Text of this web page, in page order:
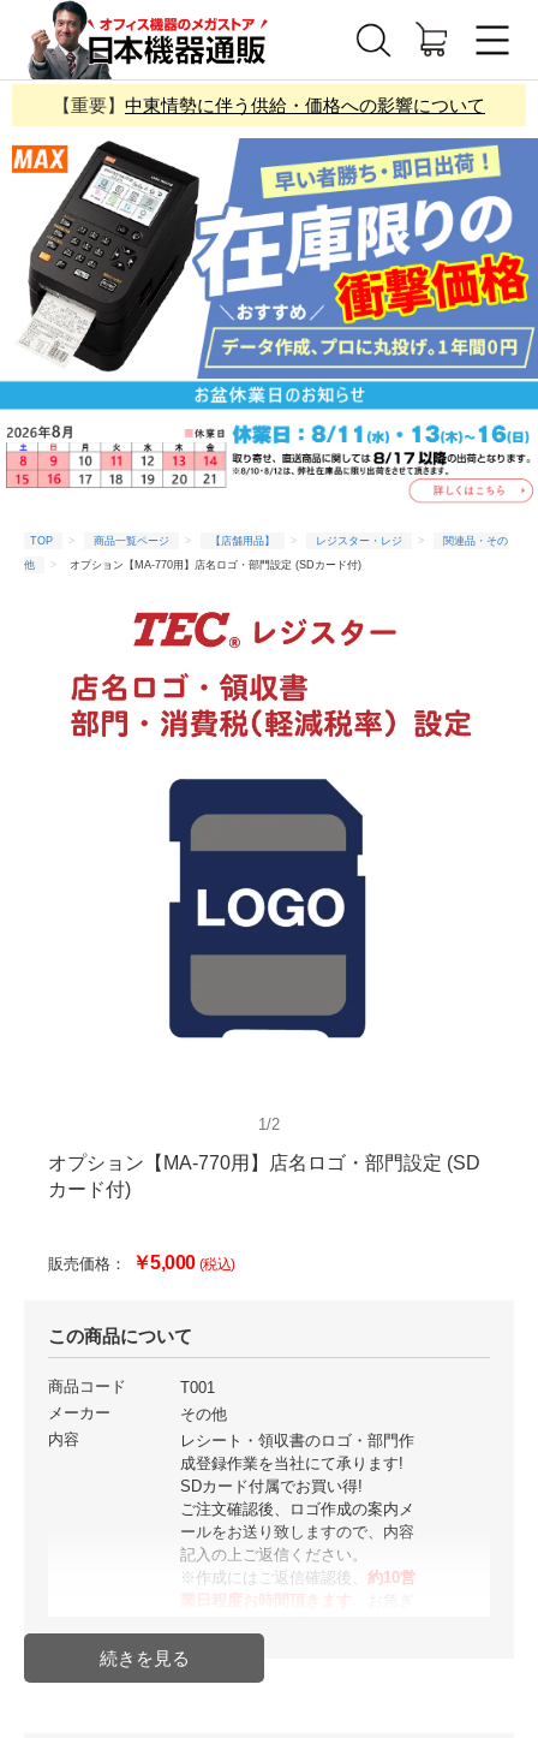
【重要】 中東情勢に伴う供給・価格への影響について
TOP 商品一覧ページ 【店舗用品】 レジスター・レジ
関連品・その
他
オプション【MA-770用】店名ロゴ・部門設定 (SDカード付)
1/2
オプション【MA-770用】店名ロゴ・部門設定 (SD
カード付)
販売価格： ￥5,000 (税込)
この商品について
商品コード
T001
メーカー
その他
内容
レシート・領収書のロゴ・部門作
成登録作業を当社にて承ります!
SDカード付属でお買い得!
ご注文確認後、ロゴ作成の案内メ
ールをお送り致しますので、内容
記入の上ご返信ください。
※作成にはご返信確認後、約10営
業日程度お時間頂きます
※他の設定を同時にお申し込み頂